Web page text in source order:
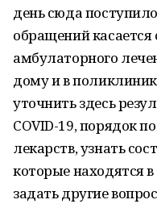
день сюда
обращений касается
амбулаторного
дому и в
уточнить здесь
COVID-19, порядок
лекарств, узнать
которые находятся
задать другие